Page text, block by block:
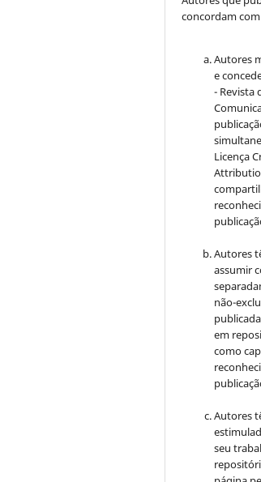
concordam
Autores
e
- Revista
Licença
Autores
assumir
não-
em
como
Autores
seu